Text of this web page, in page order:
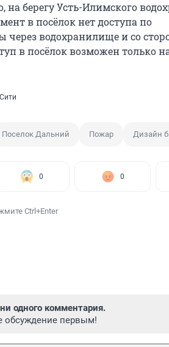
на берегу Усть-Илимского
в посёлок нет доступа по
через водохранилище и со
в посёлок возможен только на
Поселок Дальний Пожар Дизайн
0 0
Ctrl+Enter
одного комментария.
обсуждение первым!